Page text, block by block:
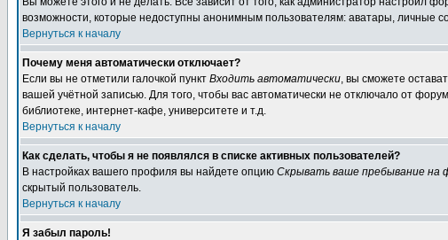
возможности, которые недоступны анонимным пользователям: аватары, личные
Вернуться к началу
Почему меня автоматически отключает?
Если вы не отметили галочкой пункт Входить автоматически, вы сможете
вашей учётной записью. Для того, чтобы вас автоматически не отключало от
библиотеке, интернет-кафе, университете и т.д.
Вернуться к началу
Как сделать, чтобы я не появлялся в списке активных пользователей?
В настройках вашего профиля вы найдете опцию Скрывать ваше пребывание на
скрытый пользователь.
Вернуться к началу
Я забыл пароль!